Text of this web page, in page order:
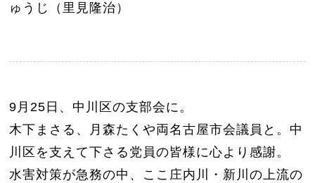
ゅうじ（里見隆治）
9月25日、中川区の支部会に。
木下まさる、月森たくや両名古屋市会議員と。中
川区を支えて下さる党員の皆様に心より感謝。
水害対策が急務の中、ここ庄内川・新川の上流の